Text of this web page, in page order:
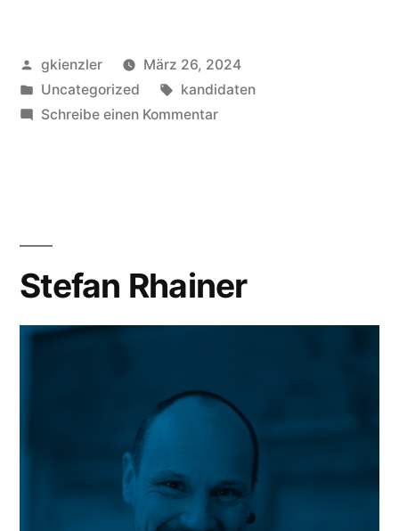
Veröffentlicht
von
gkienzler
März 26, 2024
Veröffentlicht
unter
Uncategorized Schlagwörter:
kandidaten
Schreibe einen Kommentarzu
Stefan Rhainer